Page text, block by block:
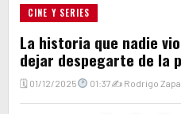
CINE Y SERIES
La historia que nadie
dejar despegarte de la
🗓 01/12/2025 01:37✍ Rodrigo